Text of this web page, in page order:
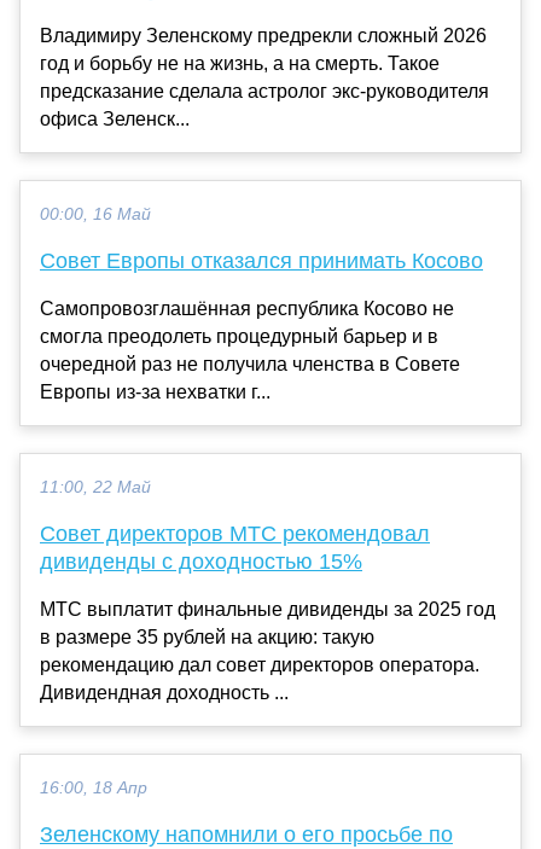
Владимиру Зеленскому предрекли сложный 2026
год и борьбу не на жизнь, а на смерть. Такое
предсказание сделала астролог экс-руководителя
офиса Зеленск...
00:00, 16 Май
Совет Европы отказался принимать Косово
Самопровозглашённая республика Косово не
смогла преодолеть процедурный барьер и в
очередной раз не получила членства в Совете
Европы из-за нехватки г...
11:00, 22 Май
Совет директоров МТС рекомендовал
дивиденды с доходностью 15%
МТС выплатит финальные дивиденды за 2025 год
в размере 35 рублей на акцию: такую
рекомендацию дал совет директоров оператора.
Дивидендная доходность ...
16:00, 18 Апр
Зеленскому напомнили о его просьбе по